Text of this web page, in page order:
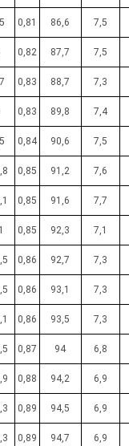
0,81 86,6 7,5
0,82 87,7 7,5
0,83 88,7 7,3
0,83 89,8 7,4
0,84 90,6 7,5
0,85 91,2 7,6
0,85 91,6 7,7
0,85 92,3 7,1
0,86 92,7 7,3
0,86 93,1 7,3
0,86 93,5 7,3
0,87 94 6,8
0,88 94,2 6,9
0,89 94,5 6,9
0,89 94,7 6,9